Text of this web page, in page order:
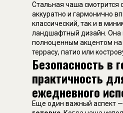
Стальная чаша смотрится
аккуратно и гармонично
классический, так и в
ландшафтный дизайн. Она
полноценным акцентом на
террасу, патио или
Безопасность в
практичность
ежедневного
Еще один важный аспект —